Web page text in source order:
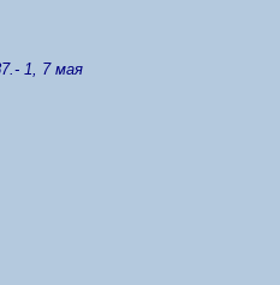
1, 7 мая